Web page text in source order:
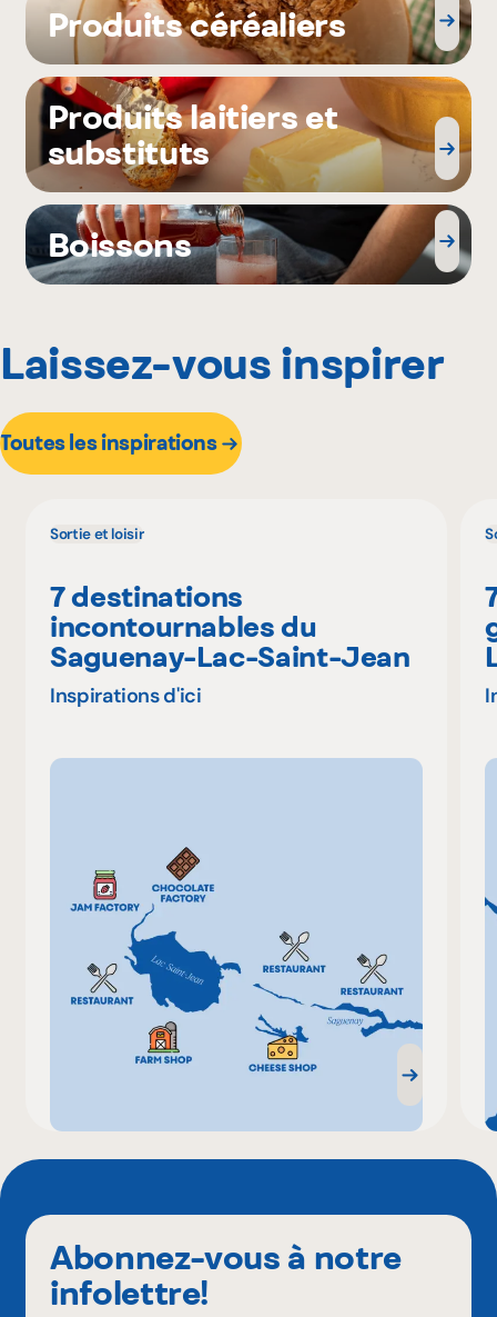
Produits céréaliers
Produits laitiers et
substituts
Boissons
Laissez-vous inspirer
Toutes les inspirations
Sortie et loisir
7 destinations
incontournables du
Saguenay-Lac-Saint-Jean
Inspirations d'ici
Abonnez-vous à notre
infolettre!